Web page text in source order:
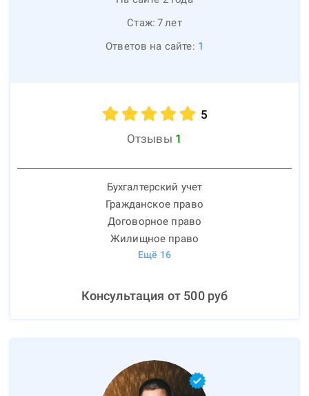
Стаж: 7лет
Ответов на сайте: 1
5
Отзывы 1
Бухгалтерский учет
Гражданское право
Договорное право
Жилищное право
Ещё 16
Консультация от 500руб